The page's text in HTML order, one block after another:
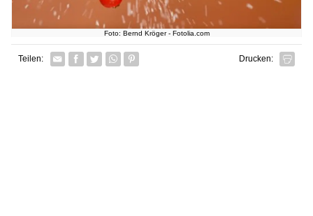
Foto: Bernd Kröger - Fotolia.com
Teilen: Facebook
TwitterWhatsapp senden
Pin it Drucken: